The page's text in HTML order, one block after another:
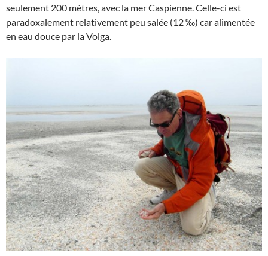
seulement 200 mètres, avec la mer Caspienne. Celle-ci est
paradoxalement relativement peu salée (12 ‰) car alimentée
en eau douce par la Volga.